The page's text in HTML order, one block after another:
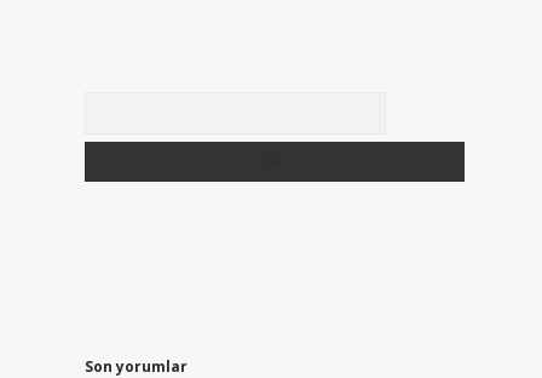
Son yorumlar